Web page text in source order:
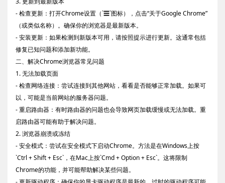
- 检查更新：打开Chrome设置（`☰`图标），点击“关于Google Chrome”
（或类似名称）。确保你的浏览器是最新版本。
- 安装更新：如果检测到新版本可用，请按照提示进行更新。这通常包括
修复已知问题和添加新功能。
二、解决Chrome浏览器常见问题
1. 无法加载页面
- 检查网络连接：尝试连接到其他网站，看看是否能够正常加载。如果可
以，可能是当前网站的服务器问题。
- 重启路由器：有时路由器的问题也会导致网页加载缓慢或无法加载。重
启路由器可能有助于解决问题。
2. 浏览器崩溃或冻结
- 安全模式：尝试在安全模式下启动Chrome。方法是在Windows上按
`Ctrl + Shift + Esc`，在Mac上按`Cmd + Option + Esc`。这将限制
Chrome的功能，并可能帮助解决某些问题。